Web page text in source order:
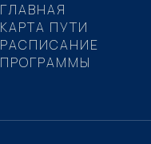
ГЛАВНАЯ
КАРТА ПУТИ
РАСПИСАНИЕ
ПРОГРАММЫ